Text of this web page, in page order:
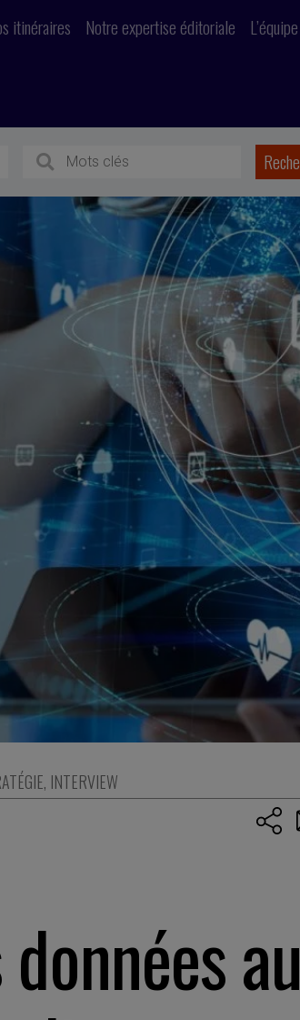
itinéraires Notre expertise éditoriale L’équipe
, INTERVIEW
au